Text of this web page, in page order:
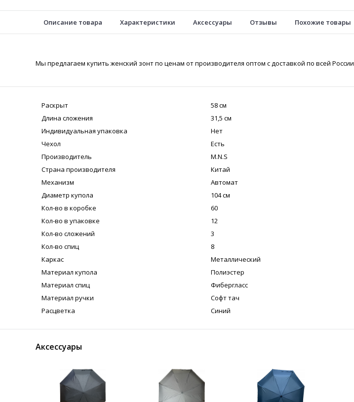
Описание товара Характеристики Аксессуары Отзывы Похожие товары
Мы предлагаем купить женский зонт по ценам от производителя оптом с доставкой по всей России
Раскрыт
58 см
Длина сложения
31,5 см
Индивидуальная упаковка
Нет
Чехол
Есть
Производитель
M.N.S
Страна производителя
Китай
Механизм
Автомат
Диаметр купола
104 см
Кол-во в коробке
60
Кол-во в упаковке
12
Кол-во сложений
3
Кол-во спиц
8
Каркас
Металлический
Материал купола
Полиэстер
Материал спиц
Фибергласс
Материал ручки
Софт тач
Расцветка
Синий
Аксессуары